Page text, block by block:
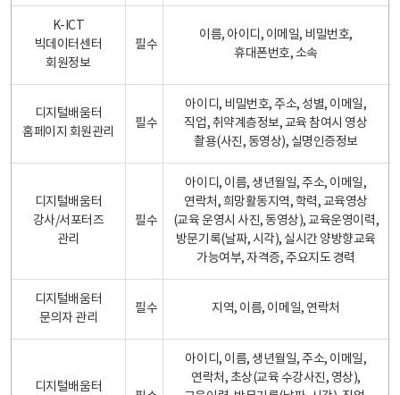
K-ICT
빅데이터센터
회원정보
필수
이름, 아이디, 이메일, 비밀번호,
휴대폰번호, 소속
디지털배움터
홈페이지 회원관리
필수
아이디, 비밀번호, 주소, 성별, 이메일,
직업, 취약계층정보, 교육 참여시 영상
촬용(사진, 동영상), 실명인증정보
디지털배움터
강사/서포터즈
관리
필수
아이디, 이름, 생년월일, 주소, 이메일,
연락처, 희망활동지역, 학력, 교육영상
(교육 운영시 사진, 동영상), 교육운영이력,
방문기록(날짜, 시각), 실시간 양방향교육
가능여부, 자격증, 주요지도 경력
디지털배움터
문의자 관리
필수 지역, 이름, 이메일, 연락처
디지털배움터
아이디, 이름, 생년월일, 주소, 이메일,
연락처, 초상(교육 수강사진, 영상),